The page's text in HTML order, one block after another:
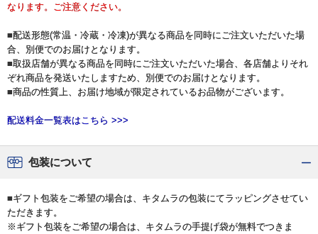
なります。ご注意ください。
■配送形態(常温・冷蔵・冷凍)が異なる商品を同時にご注文いただいた場
合、別便でのお届けとなります。
■取扱店舗が異なる商品を同時にご注文いただいた場合、各店舗よりそれ
ぞれ商品を発送いたしますため、別便でのお届けとなります。
■商品の性質上、お届け地域が限定されているお品物がございます。
配送料金一覧表はこちら >>>
包装について
■ギフト包装をご希望の場合は、キタムラの包装にてラッピングさせてい
ただきます。
※ギフト包装をご希望の場合は、キタムラの手提げ袋が無料でつきま